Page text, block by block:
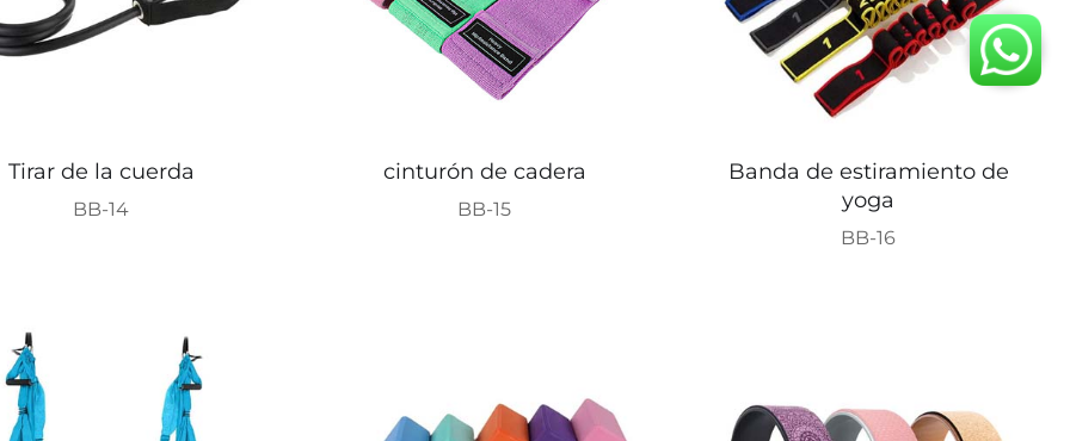
Tirar de la cuerda
BB-14
cinturón de cadera
BB-15
Banda de estiramiento de
yoga
BB-16